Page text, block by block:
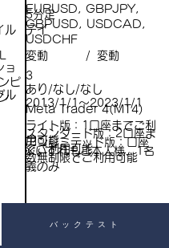
ョ
3
EURUSD, GBPJPY,
GBPUSD, USDCAD,
USDCHF
ル デイ
変動 / 変動
ピ
あり/なし/なし
ル
2013/1/1～2023/1/1
Meta Trader 4(MT4)
5分足
ライト版：1口座までご利
用可能
スタンダード版：2口座ま
でご利用可能
アンリミテッド版：口座
数無制限でご利用可能
※いずれもご本人様、1名
義のみ
バックテスト